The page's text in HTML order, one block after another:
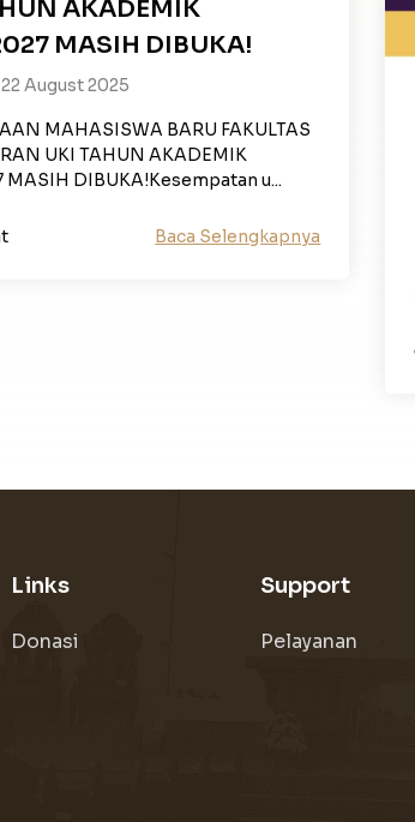
AKADEMIK
MASIH DIBUKA!
22 August 2025
MAHASISWA BARU FAKULTAS
UKI TAHUN AKADEMIK
MASIH DIBUKA!Kesempatan u...
Baca Selengkapnya
Links
Donasi
Support
Pelayanan